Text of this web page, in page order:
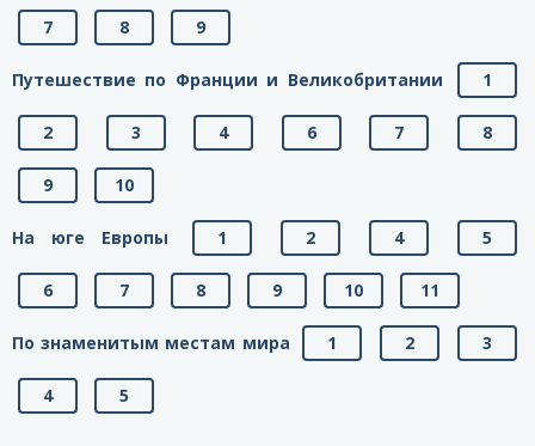
7 8 9
Путешествие по Франции и Великобритании 1
2 3 4 6 7 8
9 10
На юге Европы 1 2 4 5
6 7 8 9 10 11
По знаменитым местам мира 1 2 3
4 5